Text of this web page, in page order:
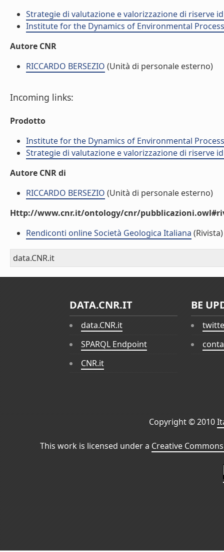
Strategie di valutazione e valorizzazione di riserve
Institute for the Dynamics of Environmental
Autore CNR
RICCARDO BERSEZIO (Unità di personale esterno)
Incoming links:
Prodotto
Institute for the Dynamics of Environmental
Strategie di valutazione e valorizzazione di riserve
Autore CNR di
RICCARDO BERSEZIO (Unità di personale esterno)
Http://www.cnr.it/ontology/cnr/
Rendiconti online Società Geologica Italiana (Rivista)
data.CNR.it
DATA.CNR.IT
data.CNR.it
SPARQL Endpoint
CNR.it
BE
Copyright © 2010
This work is licensed under a Creative